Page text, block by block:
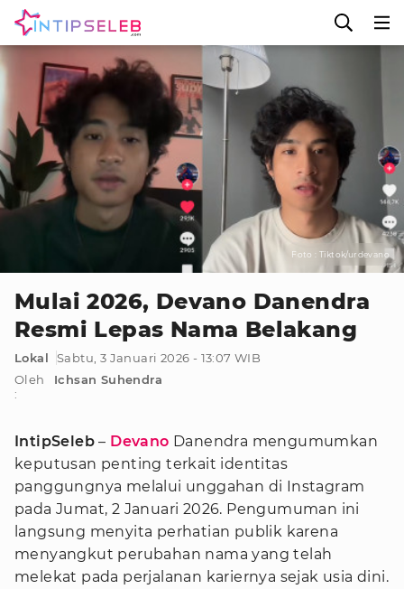
Foto : Tiktok/urdevano
Mulai 2026, Devano Danendra
Resmi Lepas Nama Belakang
Lokal
Sabtu, 3 Januari 2026 - 13:07 WIB
Oleh
:
Ichsan Suhendra
IntipSeleb – Devano Danendra mengumumkan
keputusan penting terkait identitas
panggungnya melalui unggahan di Instagram
pada Jumat, 2 Januari 2026. Pengumuman ini
langsung menyita perhatian publik karena
menyangkut perubahan nama yang telah
melekat pada perjalanan kariernya sejak usia dini.